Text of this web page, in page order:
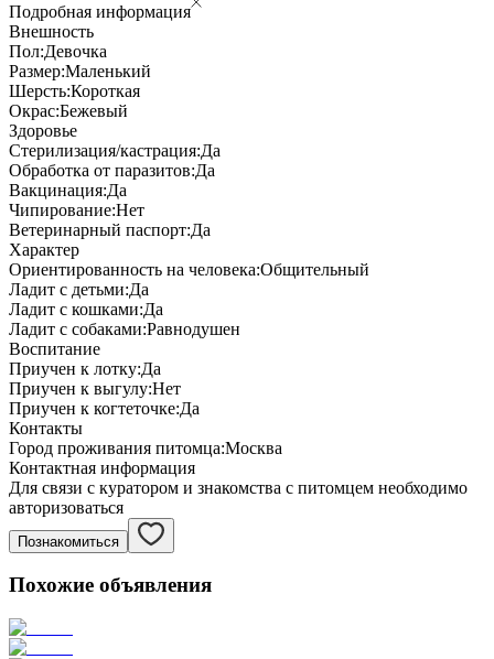
Подробная информация
Внешность
Пол:Девочка
Размер:Маленький
Шерсть:Короткая
Окрас:Бежевый
Здоровье
Стерилизация/кастрация:Да
Обработка от паразитов:Да
Вакцинация:Да
Чипирование:Нет
Ветеринарный паспорт:Да
Характер
Ориентированность на человека:Общительный
Ладит с детьми:Да
Ладит с кошками:Да
Ладит с собаками:Равнодушен
Воспитание
Приучен к лотку:Да
Приучен к выгулу:Нет
Приучен к когтеточке:Да
Контакты
Город проживания питомца:Москва
Контактная информация
Для связи с куратором и знакомства с питомцем необходимо
авторизоваться
Познакомиться
Похожие объявления